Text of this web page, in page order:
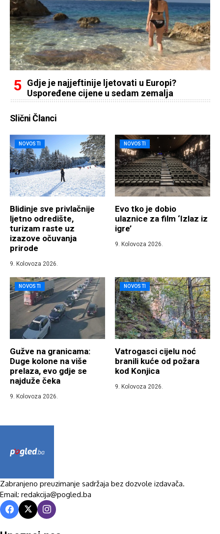
Gdje je najjeftinije ljetovati u Europi?
Uspoređene cijene u sedam zemalja
Slični Članci
NOVOSTI
Blidinje sve privlačnije
ljetno odredište,
turizam raste uz
izazove očuvanja
prirode
9. Kolovoza 2026.
NOVOSTI
Evo tko je dobio
ulaznice za film ‘Izlaz iz
igre’
9. Kolovoza 2026.
NOVOSTI
Gužve na granicama:
Duge kolone na više
prelaza, evo gdje se
najduže čeka
9. Kolovoza 2026.
NOVOSTI
Vatrogasci cijelu noć
branili kuće od požara
kod Konjica
9. Kolovoza 2026.
Zabranjeno preuzimanje sadržaja bez dozvole izdavača.
Email: redakcija@pogled.ba